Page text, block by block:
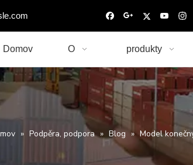
Domov O produkty
» Podpěra, podpora » Blog » Model